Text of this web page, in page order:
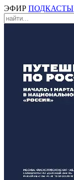
ЭФИР ПОДКАСТЫ